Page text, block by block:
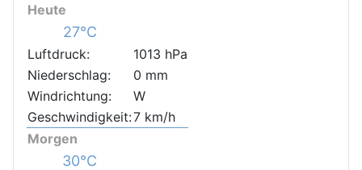
Heute
27°C
Luftdruck:
1013 hPa
Niederschlag:
0 mm
Windrichtung:
W
Geschwindigkeit:7 km/h
Morgen
30°C